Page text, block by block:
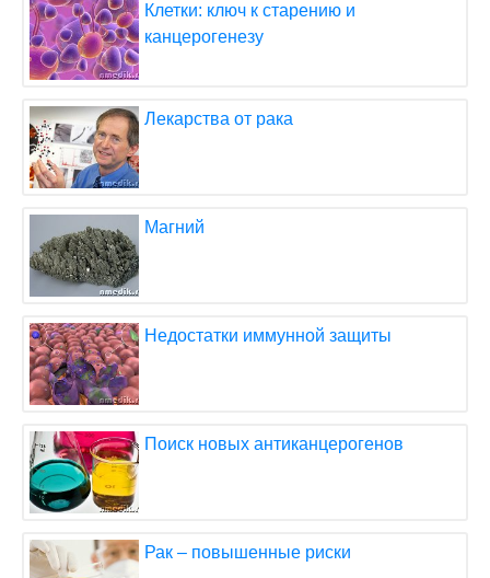
Клетки: ключ к старению и
канцерогенезу
Лекарства от рака
Магний
Недостатки иммунной защиты
Поиск новых антиканцерогенов
Рак – повышенные риски